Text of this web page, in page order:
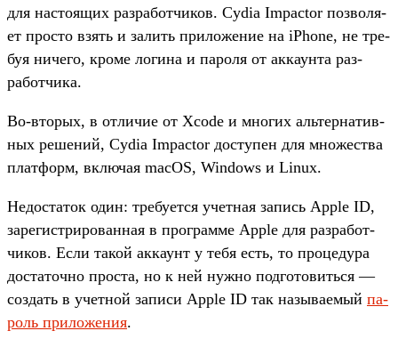
для нас­тоящих раз­работ­чиков. Cydia Impactor поз­воля­
ет прос­то взять и залить при­ложе­ние на iPhone, не тре­
буя ничего, кро­ме логина и пароля от акка­унта раз­
работ­чика.
Во‑вто­рых, в отли­чие от Xcode и мно­гих аль­тер­натив­
ных решений, Cydia Impactor дос­тупен для мно­жес­тва
плат­форм, вклю­чая macOS, Windows и Linux.
Не­дос­таток один: тре­бует­ся учет­ная запись Apple ID,
зарегис­три­рован­ная в прог­рамме Apple для раз­работ­
чиков. Если такой акка­унт у тебя есть, то про­цеду­ра
дос­таточ­но прос­та, но к ней нуж­но под­готовить­ся —
соз­дать в учет­ной записи Apple ID так называ­емый па­
роль при­ложе­ния.